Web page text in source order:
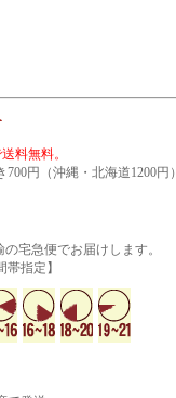
料無料。
円（沖縄・北海道1200円）
宅急便でお届けします。
】